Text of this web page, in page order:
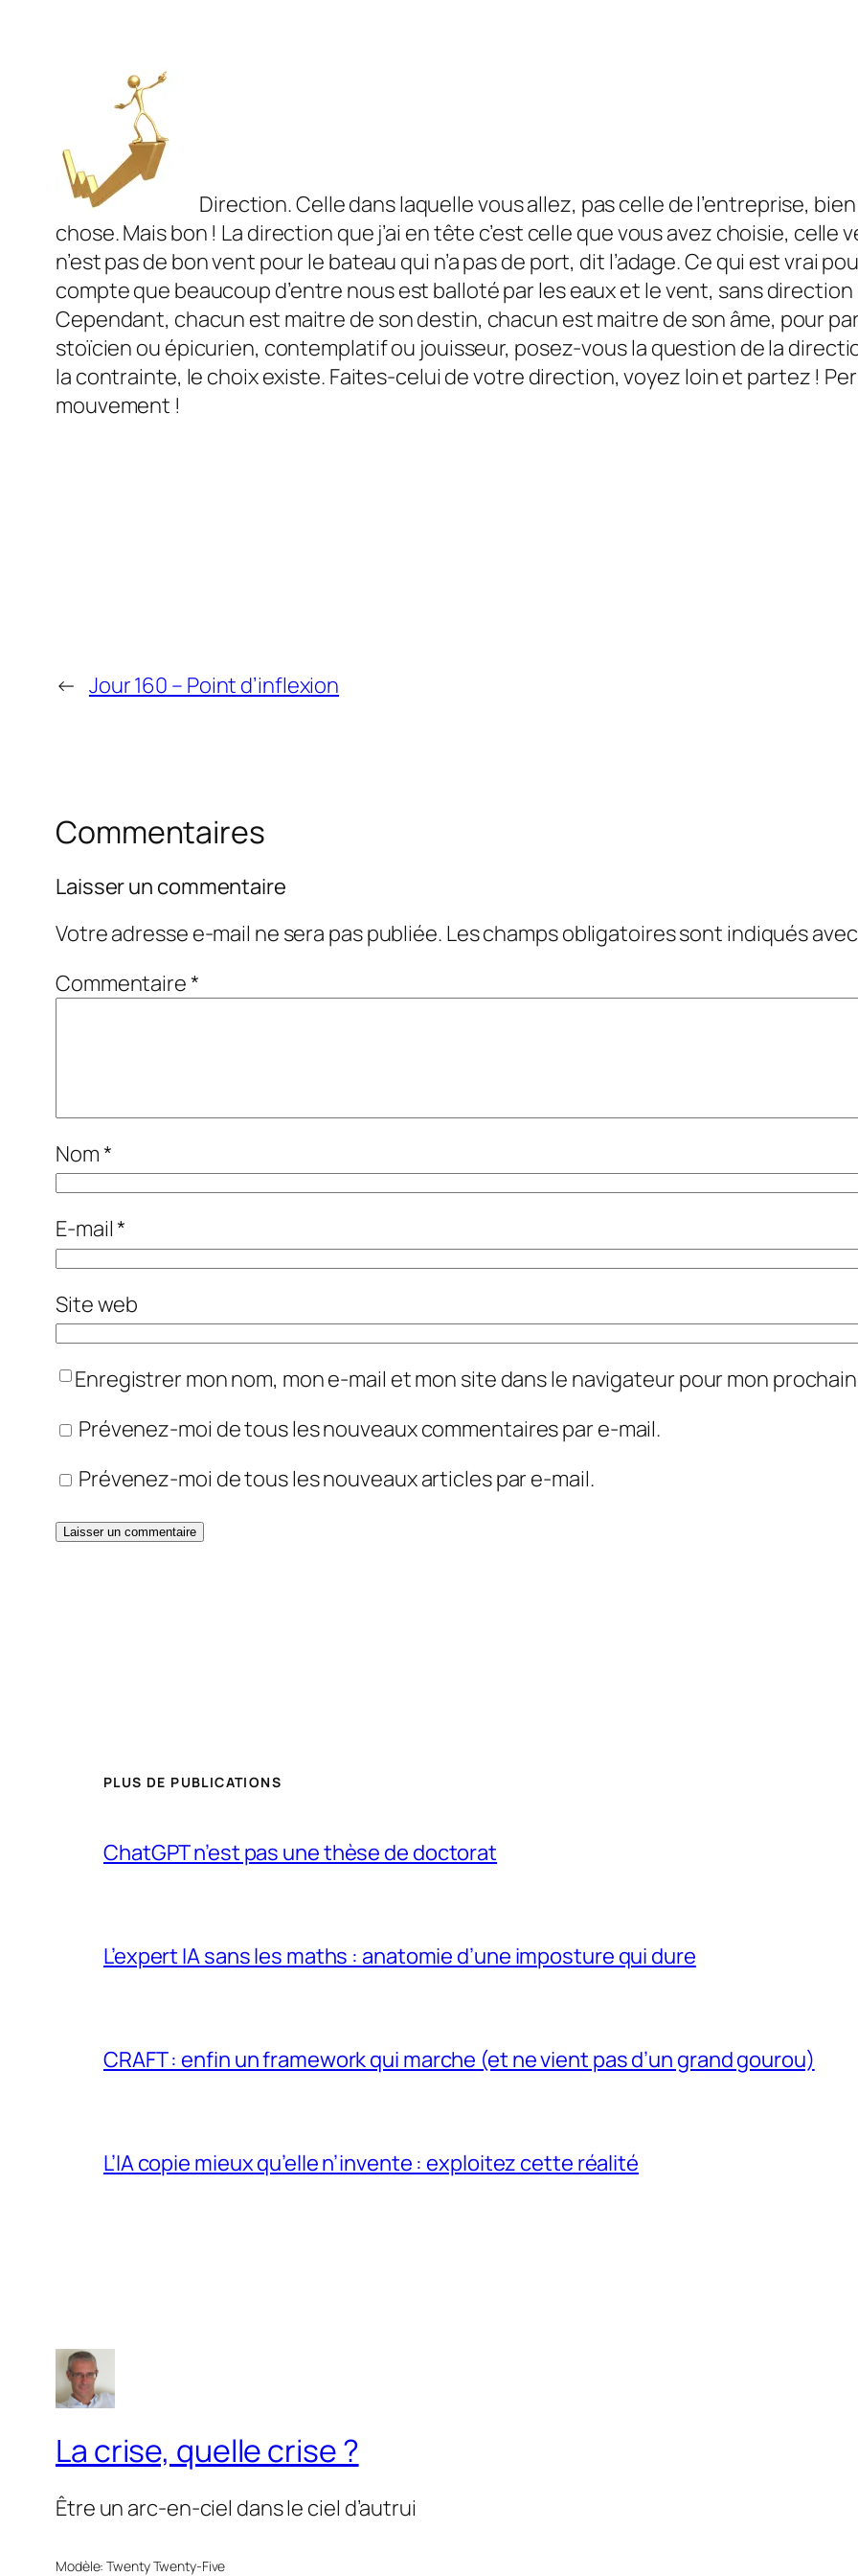
Direction. Celle dans laquelle vous allez, pas celle de l’entreprise,
chose. Mais bon ! La direction que j’ai en tête c’est celle que vous avez choisie,
n’est pas de bon vent pour le bateau qui n’a pas de port, dit l’adage. Ce qui est vrai
compte que beaucoup d’entre nous est balloté par les eaux et le vent, sans
Cependant, chacun est maitre de son destin, chacun est maitre de son âme, pour
stoïcien ou épicurien, contemplatif ou jouisseur, posez-vous la question de la
la contrainte, le choix existe. Faites-celui de votre direction, voyez loin et partez !
mouvement !
← Jour 160 – Point d’inflexion
Commentaires
Laisser un commentaire
Votre adresse e-mail ne sera pas publiée. Les champs obligatoires sont indiqués
Commentaire*
Nom*
E-mail*
Site web
Enregistrer mon nom, mon e-mail et mon site dans le navigateur pour mon
Prévenez-moi de tous les nouveaux commentaires par e-mail.
Prévenez-moi de tous les nouveaux articles par e-mail.
PLUS DE PUBLICATIONS
ChatGPT n’est pas une thèse de doctorat
L’expert IA sans les maths : anatomie d’une imposture qui dure
CRAFT : enfin un framework qui marche (et ne vient pas d’un grand gourou)
L’IA copie mieux qu’elle n’invente : exploitez cette réalité
La crise, quelle crise ?
Être un arc-en-ciel dans le ciel d’autrui
Modèle: Twenty Twenty-Five